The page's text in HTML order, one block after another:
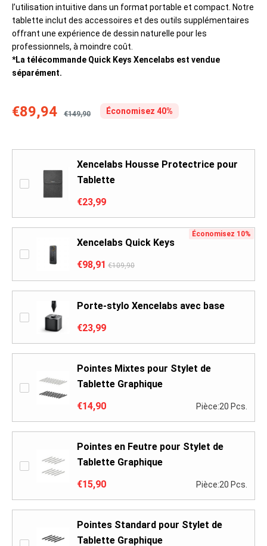
l’utilisation intuitive dans un format portable et compact. Notre
tablette inclut des accessoires et des outils supplémentaires
offrant une expérience de dessin naturelle pour les
professionnels, à moindre coût.
*La télécommande Quick Keys Xencelabs est vendue
séparément.
€89,94 €149,90 Économisez 40%
Xencelabs Housse Protectrice pour
Tablette
€23,99
Économisez 10%
Xencelabs Quick Keys
€98,91 €109,90
Porte-stylo Xencelabs avec base
€23,99
Pointes Mixtes pour Stylet de
Tablette Graphique
€14,90
Pièce:20 Pcs.
Pointes en Feutre pour Stylet de
Tablette Graphique
€15,90
Pièce:20 Pcs.
Pointes Standard pour Stylet de
Tablette Graphique